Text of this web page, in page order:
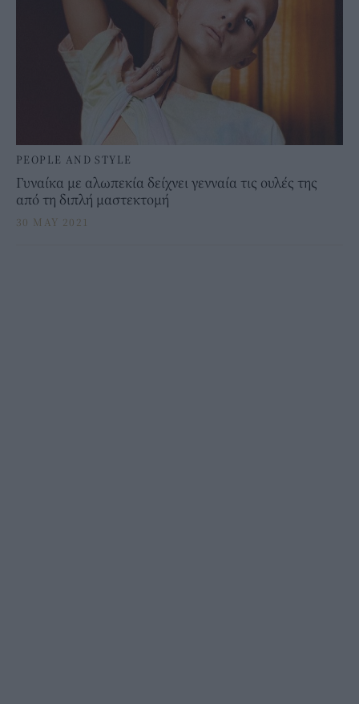
PEOPLE AND STYLE
Γυναίκα με αλωπεκία δείχνει γενναία τις ουλές της
από τη διπλή μαστεκτομή
30 MAY 2021